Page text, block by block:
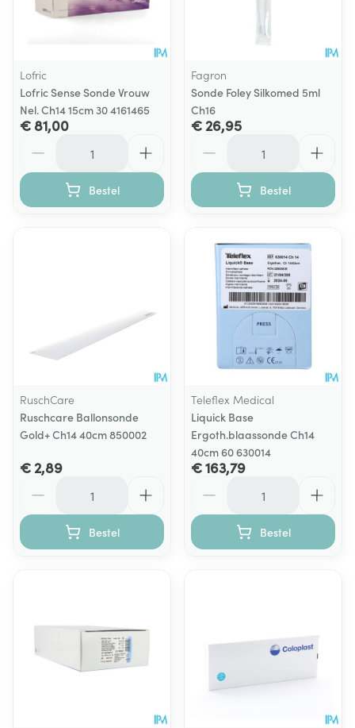
Lofric
Lofric Sense Sonde Vrouw
Nel. Ch14 15cm 30 4161465
€ 81,00
Bestel
Fagron
Sonde Foley Silkomed 5ml
Ch16
€ 26,95
Bestel
RuschCare
Ruschcare Ballonsonde
Gold+ Ch14 40cm 850002
€ 2,89
Bestel
Teleflex Medical
Liquick Base
Ergoth.blaassonde Ch14
40cm 60 630014
€ 163,79
Bestel